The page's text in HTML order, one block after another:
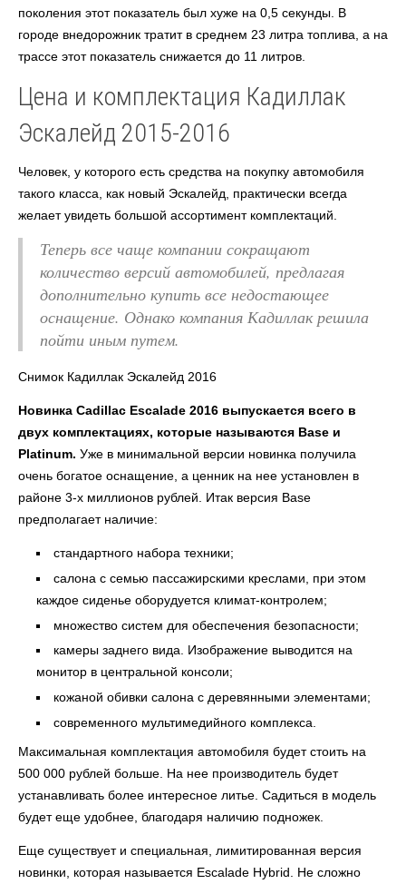
поколения этот показатель был хуже на 0,5 секунды. В
городе внедорожник тратит в среднем 23 литра топлива, а на
трассе этот показатель снижается до 11 литров.
Цена и комплектация Кадиллак
Эскалейд 2015-2016
Человек, у которого есть средства на покупку автомобиля
такого класса, как новый Эскалейд, практически всегда
желает увидеть большой ассортимент комплектаций.
Теперь все чаще компании сокращают
количество версий автомобилей, предлагая
дополнительно купить все недостающее
оснащение. Однако компания Кадиллак решила
пойти иным путем.
Снимок Кадиллак Эскалейд 2016
Новинка Cadillac Escalade 2016 выпускается всего в
двух комплектациях, которые называются Base и
Platinum. Уже в минимальной версии новинка получила
очень богатое оснащение, а ценник на нее установлен в
районе 3-х миллионов рублей. Итак версия Base
предполагает наличие:
стандартного набора техники;
салона с семью пассажирскими креслами, при этом
каждое сиденье оборудуется климат-контролем;
множество систем для обеспечения безопасности;
камеры заднего вида. Изображение выводится на
монитор в центральной консоли;
кожаной обивки салона с деревянными элементами;
современного мультимедийного комплекса.
Максимальная комплектация автомобиля будет стоить на
500 000 рублей больше. На нее производитель будет
устанавливать более интересное литье. Садиться в модель
будет еще удобнее, благодаря наличию подножек.
Еще существует и специальная, лимитированная версия
новинки, которая называется Escalade Hybrid. Не сложно